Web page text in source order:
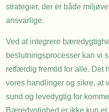
strategier, der er både
ansvarlige.
Ved at integrere
beslutningsprocesser kan vi
retfærdig fremtid for alle. Det
vores handlinger og sikre, at
sund og levedygtig for
Bæredygtighed er ikke kun